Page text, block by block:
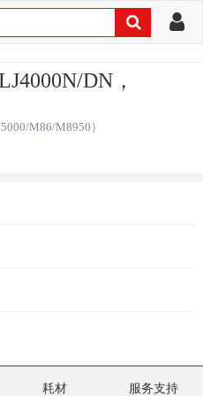
DN，
M86/M8950）
耗材 服务支持